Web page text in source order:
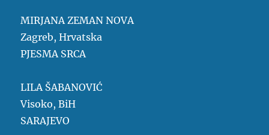
MIRJANA ZEMAN NOVA
Zagreb, Hrvatska
PJESMA SRCA
LILA ŠABANOVIĆ
Visoko, BiH
SARAJEVO